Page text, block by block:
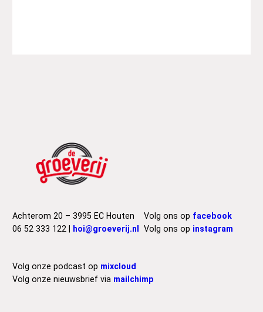
Achterom 20 – 3995 EC Houten
06 52 333 122 |
hoi@groeverij.nl
Volg ons op facebook
Volg ons op instagram
Volg onze podcast op mixcloud
Volg onze nieuwsbrief via mailchimp